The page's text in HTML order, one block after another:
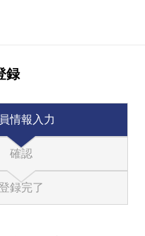
録
情報入力
確認
録完了